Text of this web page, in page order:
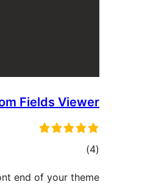
Fields Viewer
(4 דרוגים)
end of your theme